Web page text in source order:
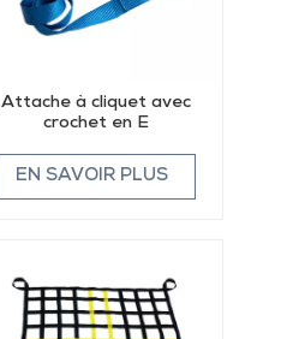
Attache à cliquet avec
crochet en E
EN SAVOIR PLUS